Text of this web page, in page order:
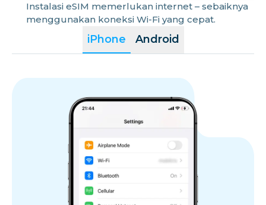
iPhone Android
Instalasi eSIM memerlukan internet – sebaiknya
menggunakan koneksi Wi-Fi yang cepat.